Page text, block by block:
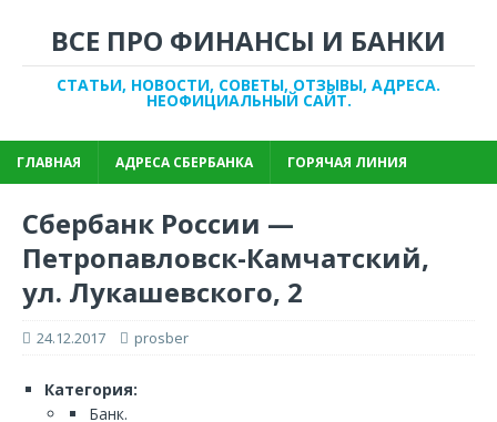
ВСЕ ПРО ФИНАНСЫ И БАНКИ
СТАТЬИ, НОВОСТИ, СОВЕТЫ, ОТЗЫВЫ, АДРЕСА.
НЕОФИЦИАЛЬНЫЙ САЙТ.
ГЛАВНАЯ АДРЕСА СБЕРБАНКА ГОРЯЧАЯ ЛИНИЯ
Сбербанк России —
Петропавловск-Камчатский,
ул. Лукашевского, 2
24.12.2017 prosber
Категория:
Банк.